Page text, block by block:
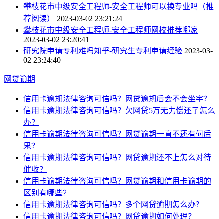
攀枝花市中级安全工程师-安全工程师可以换专业吗（推
荐阅读） 2023-03-02 23:21:24
攀枝花市中级安全工程师-安全工程师网校推荐哪家
2023-03-02 23:20:41
研究院申请专利难吗知乎-研究生专利申请经验 2023-03-
02 23:24:40
网贷逾期
信用卡逾期法律咨询可信吗？网贷逾期后会不会坐牢？
信用卡逾期法律咨询可信吗？欠网贷5万无力偿还了怎么
办？
信用卡逾期法律咨询可信吗？网贷逾期一直不还有何后
果？
信用卡逾期法律咨询可信吗？网贷逾期还不上怎么对待
催收？
信用卡逾期法律咨询可信吗？网贷逾期和信用卡逾期的
区别有哪些？
信用卡逾期法律咨询可信吗？多个网贷逾期怎么办？
信用卡逾期法律咨询可信吗？网贷逾期如何处理？